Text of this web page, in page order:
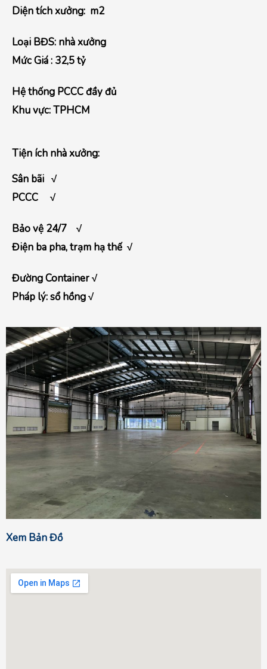
Diện tích xưởng: m2
Loại BĐS: nhà xưởng
Mức Giá : 32,5 tỷ
Hệ thống PCCC đầy đủ
Khu vực: TPHCM
Tiện ích nhà xưởng:
Sân bãi √
PCCC √
Bảo vệ 24/7
√
Điện ba pha, trạm hạ thế √
Đường Container √
Pháp lý: sổ hồng √
Xem Bản Đồ